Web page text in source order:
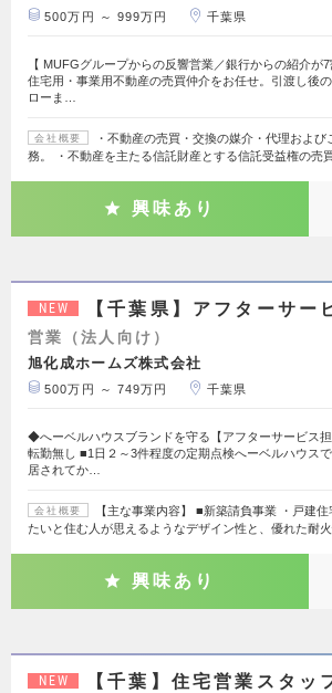
500万円 ～ 999万円 千葉県
【 MUFGグループからの反響営業／銀行からの紹介が7
住宅用・事業用不動産の売買仲介をお任せ。引渡し後
ローま…
会社概要
・不動産の売買・交換の媒介・代理およ
務。 ・不動産を主たる信託財産とする信託受益権の売
興味あり
NEW 【千葉県】アフターサー
営業（法人向け）
旭化成ホームズ株式会社
500万円 ～ 749万円 千葉県
◆へーベルハウスブランドを守る【アフターサービス担
転勤無し ■1日２～3件程度の定期点検へーベルハウス
居されてか…
会社概要
【主な事業内容】 ■新築請負事業 ・戸建
たいと住む人が思えるようなデザイン性と、優れた耐
興味あり
NEW
【千葉】住宅営業スタッ